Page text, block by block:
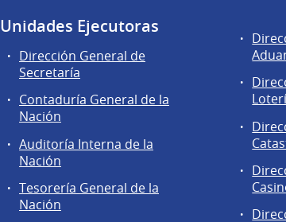
Unidades Ejecutoras
Dirección General de
Secretaría
Contaduría General de la
Nación
Auditoría Interna de la
Nación
Tesorería General de la
Nación
Áreas
de
de